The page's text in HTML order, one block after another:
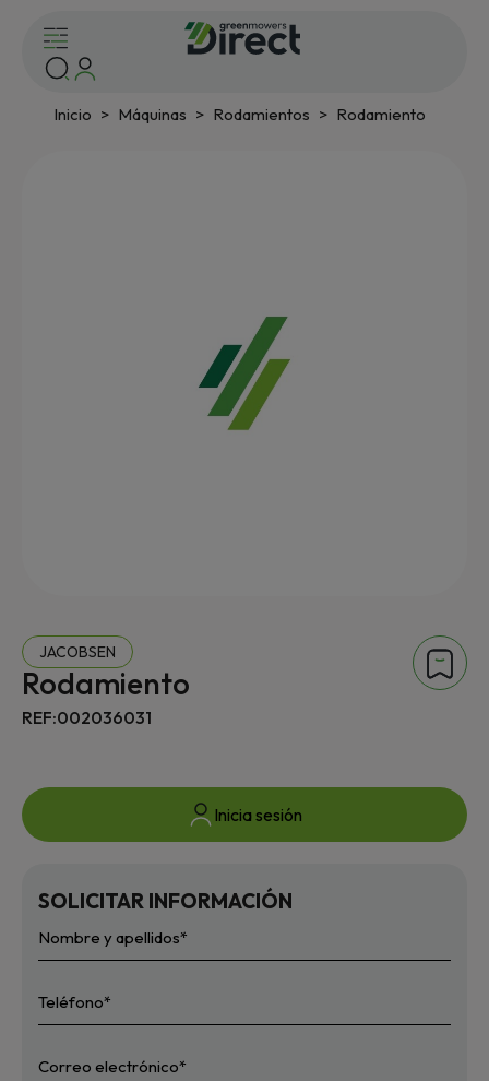
Inicio Máquinas Rodamientos Rodamiento
JACOBSEN
Rodamiento
REF:002036031
Inicia sesión
SOLICITAR INFORMACIÓN